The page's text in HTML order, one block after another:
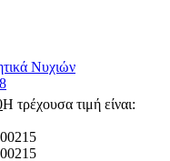
Νυχιών
Η τρέχουσα τιμή είναι: